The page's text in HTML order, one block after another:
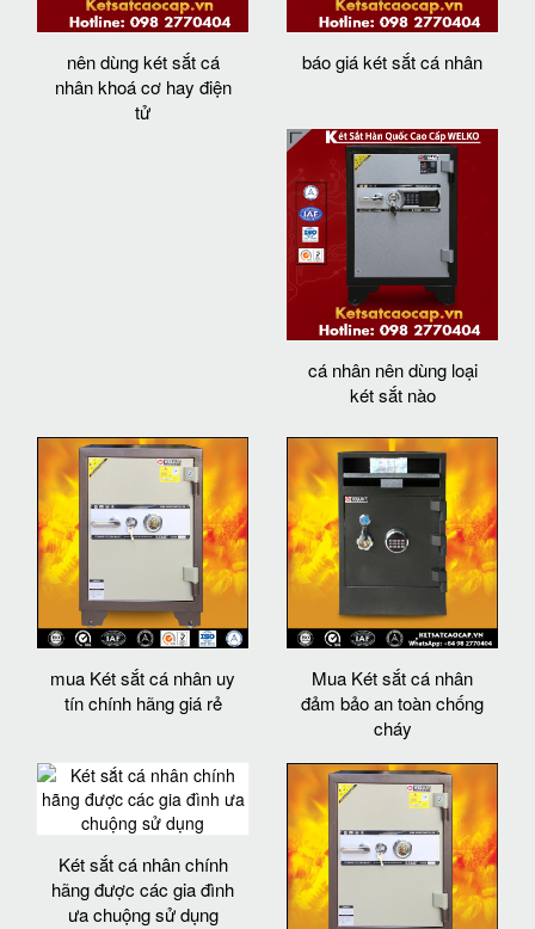
nên dùng két sắt cá
nhân khoá cơ hay điện
tử
báo giá két sắt cá nhân
cá nhân nên dùng loại
két sắt nào
mua Két sắt cá nhân uy
tín chính hãng giá rẻ
Mua Két sắt cá nhân
đảm bảo an toàn chống
cháy
Két sắt cá nhân chính
hãng được các gia đình
ưa chuộng sử dụng